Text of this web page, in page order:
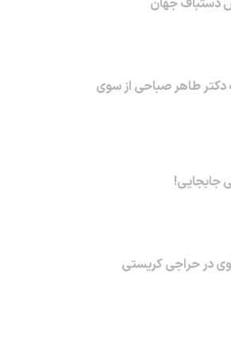
دکتر طاهر صباحی از سوی
جابجایی!
در حراجی کریستی